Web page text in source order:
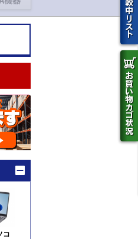
コ